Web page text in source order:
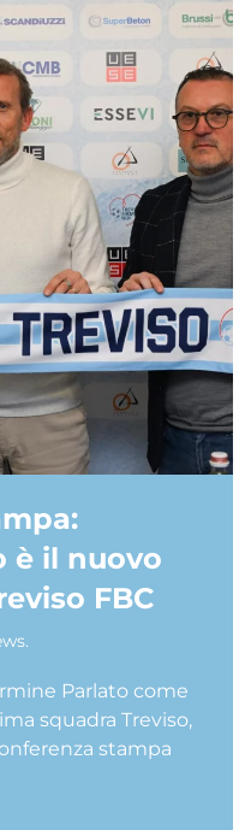
è il nuovo
FBC
.
Parlato come
squadra Treviso,
stampa